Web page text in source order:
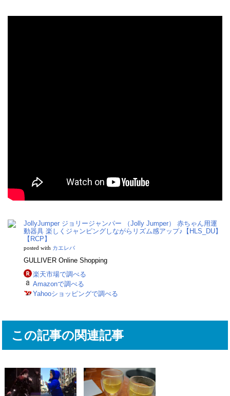
JollyJumper ジョリージャンパー （Jolly Jumper） 赤ちゃん用運
動器具 楽しくジャンピングしながらリズム感アップ♪【HLS_DU】
【RCP】
posted with カエレバ
GULLIVER Online Shopping
楽天市場で調べる
Amazonで調べる
Yahooショッピングで調べる
この記事の関連記事